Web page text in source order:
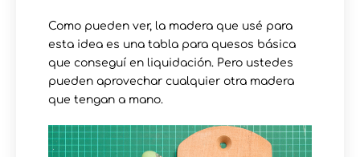
Como pueden ver, la madera que usé para
esta idea es una tabla para quesos básica
que conseguí en liquidación. Pero ustedes
pueden aprovechar cualquier otra madera
que tengan a mano.